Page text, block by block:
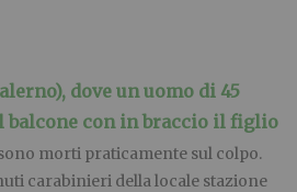
dove un uomo di 45
balcone con in braccio il figlio
morti praticamente sul colpo.
carabinieri della locale stazione